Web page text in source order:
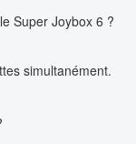
Super Joybox 6 ?
simultanément.